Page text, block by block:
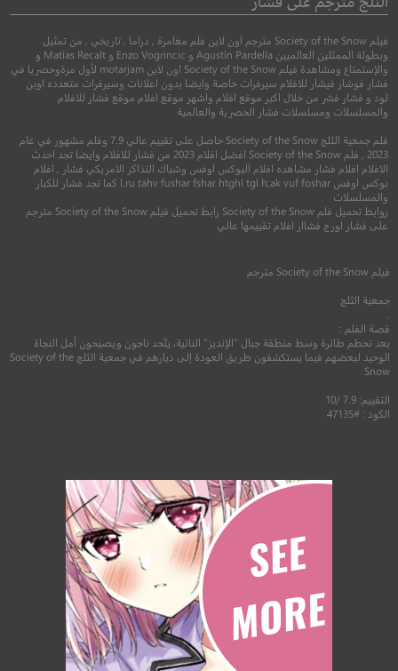
دراما●غموض●اثارة
7.1
2022
+13
7.1
فيلم Society of the Snow مترجم اون لاين فلم مغامرة , دراما , تاريخي , من تمثيل
وبطولة الممثلين العالميين Agustín Pardella و Enzo Vogrincic و Matías Recalt و
والإستمتاع ومشاهدة فيلم Society of the Snow اون لاين motarjam لأول مرةوحصريا في
فشار فوشار فيشار للافلام سيرفرات خاصة وايضا بدون اعلانات وسيرفرات متعدده اوبن
لود و فشار فشر من خلال اكبر موقع افلام واشهر موقع افلام موقع فشار للافلام
والمسلسلات ومسلسلات فشار الحصرية والعالمية
فلم جمعية الثلج Society of the Snow حاصل على تقييم عالي 7.9 وفلم مشهور في عام
2023 , فلم Society of the Snow افضل افلام 2023 من فشار للافلام وايضا تجد احدث
الافلام افلام فشار مشاهده افلام البوكس اوفس وشباك التذاكر الامريكي فشار , افلام
بوكس اوفس l,ru tahv fushar fshar htghl tgl h;ak vuf foshar كما تجد فشار للكبار
والمسلسلات
روابط تحميل فلم Society of the Snow رابط تحميل فيلم Society of the Snow مترجم
على فشار اورج فشاار افلام تقييمها عالي
فيلم Society of the Snow مترجم
جمعية الثلج
قصة الفلم :
بعد تحطم طائرة وسط منطقة جبال “الإنديز” النائية، يتّحد ناجون ويصبحون أمل النجاة
الوحيد لبعضهم فيما يستكشفون طريق العودة إلى ديارهم في جمعية الثلج Society of the
Snow
التقييم: 7.9 /10
الكود : #47135